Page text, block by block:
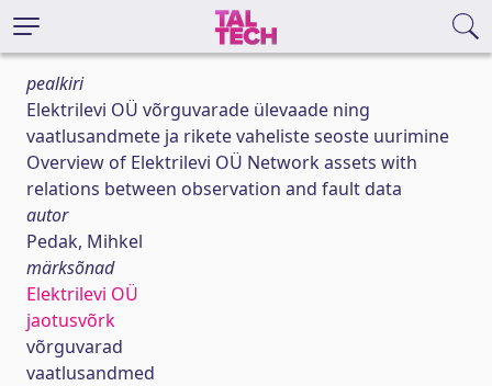
pealkiri
Elektrilevi OÜ võrguvarade ülevaade ning
vaatlusandmete ja rikete vaheliste seoste uurimine
Overview of Elektrilevi OÜ Network assets with
relations between observation and fault data
autor
Pedak, Mihkel
märksõnad
Elektrilevi OÜ
jaotusvõrk
võrguvarad
vaatlusandmed